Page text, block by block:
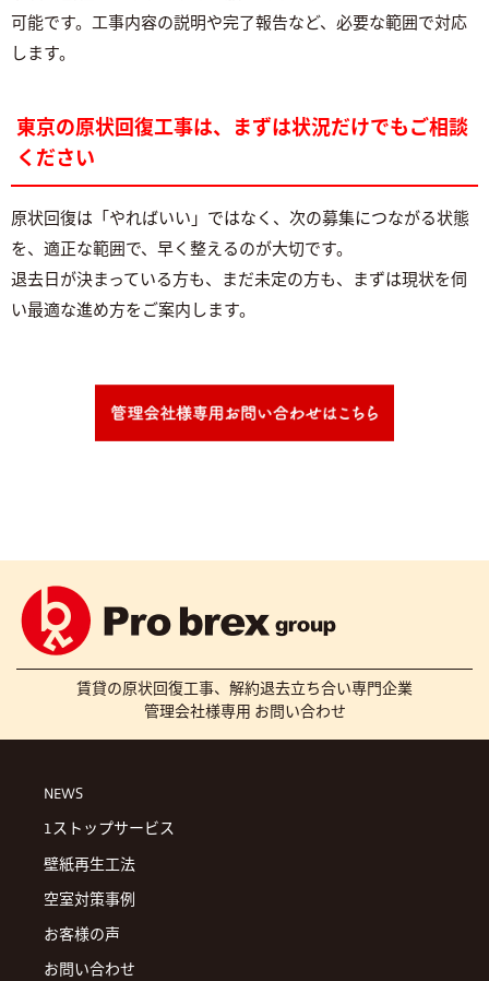
可能です。工事内容の説明や完了報告など、必要な範囲で対応
します。
東京の原状回復工事は、まずは状況だけでもご相談
ください
原状回復は「やればいい」ではなく、次の募集につながる状態
を、適正な範囲で、早く整えるのが大切です。
退去日が決まっている方も、まだ未定の方も、まずは現状を伺
い最適な進め方をご案内します。
賃貸の原状回復工事、解約退去立ち合い専門企業
管理会社様専用 お問い合わせ
NEWS
1ストップサービス
壁紙再生工法
空室対策事例
お客様の声
お問い合わせ